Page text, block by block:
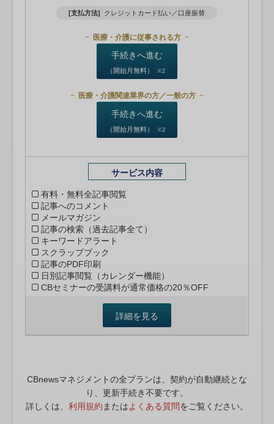
[支払方法] クレジットカード払い／口座振替
医療・介護に従事される方
手続きへ進む
（開始月無料） ※2
医療・介護関連業界の方／一般の方
手続きへ進む
（開始月無料） ※2
サービス内容
有料・無料全記事閲覧
記事へのコメント
メールマガジン
記事の検索（過去記事全て）
キーワードアラート
スクラップブック
記事のPDF印刷
日別記事閲覧（カレンダー機能）
CBセミナーの受講料が通常価格の20％OFF
詳細を見る
CBnewsマネジメントの全プランは、契約が自動継続とな
り、更新手続き不要です。
詳しくは、 利用規約 またはよくある質問をご覧ください。